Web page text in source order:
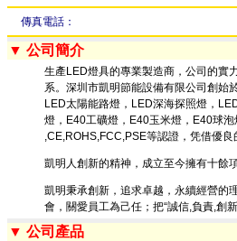
傳真電話：
▼ 公司簡介
生產LED燈具的專業製造商，公司的實
系。深圳市凱明節能設備有限公司創始
LED太陽能路燈，LED深海探照燈，
燈，E40工礦燈，E40玉米燈，E40球
,CE,ROHS,FCC,PSE等認證，凭借優
凱明人創新的精神，成立至今擁有十餘
凱明秉承創新，追求卓越，永續經營的
會，關愛員工為己任；把“誠信,負責,創
▼ 公司產品